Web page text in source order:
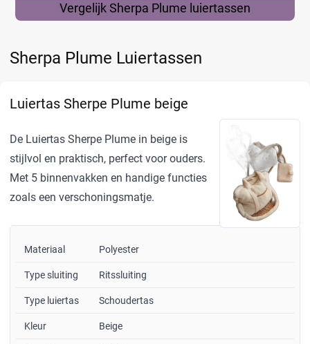
Vergelijk Sherpa Plume luiertassen
Sherpa Plume Luiertassen
Luiertas Sherpe Plume beige
De Luiertas Sherpe Plume in beige is
stijlvol en praktisch, perfect voor ouders.
Met 5 binnenvakken en handige functies
zoals een verschoningsmatje.
Materiaal Polyester
Type sluiting Ritssluiting
Type luiertas Schoudertas
Kleur Beige